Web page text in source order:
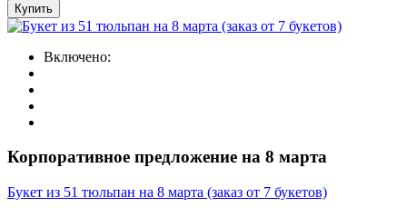
Купить
Включено:
Корпоративное предложение на 8 марта
Букет из 51 тюльпан на 8 марта (заказ от 7 букетов)